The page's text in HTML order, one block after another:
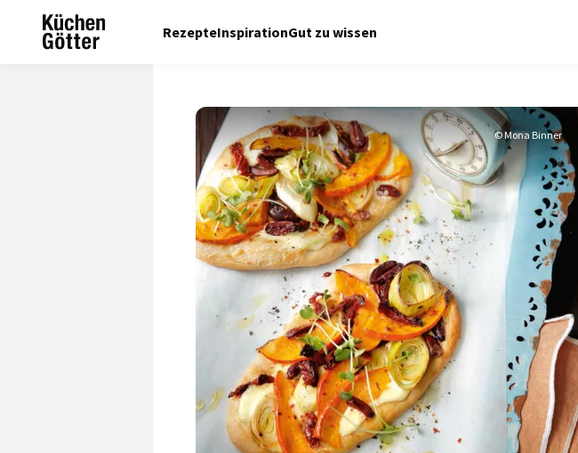
RezepteInspirationGut zu wissen
© Mona Binner